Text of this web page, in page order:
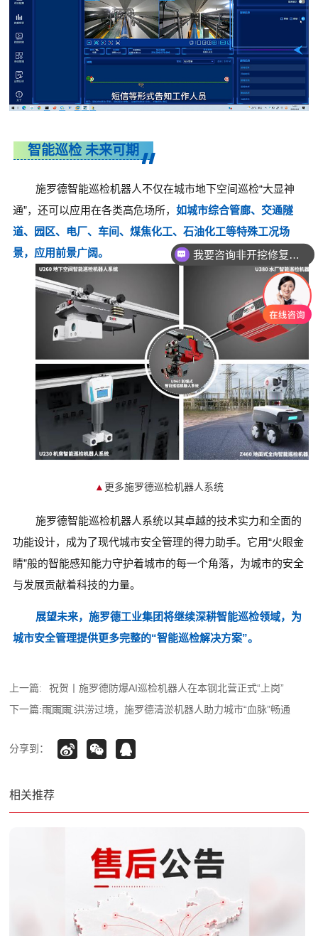
智能巡检 未来可期
施罗德智能巡检机器人不仅在城市地下空间巡检“大显神
通”，还可以应用在各类高危场所，如城市综合管廊、交通隧
道、园区、电厂、车间、煤焦化工、石油化工等特殊工况场
景，应用前景广阔。
▲ 更多施罗德巡检机器人系统
施罗德智能巡检机器人系统以其卓越的技术实力和全面的
功能设计，成为了现代城市安全管理的得力助手。它用“火眼金
睛”般的智能感知能力守护着城市的每一个角落，为城市的安全
与发展贡献着科技的力量。
展望未来，施罗德工业集团将继续深耕智能巡检领域，为
城市安全管理提供更多完整的“智能巡检解决方案”。
上一篇:
祝贺丨施罗德防爆AI巡检机器人在本钢北营正式“上岗”
下一篇:雨҈雨҈雨҈ 洪涝过境，施罗德清淤机器人助力城市“血脉”畅通
分享到：
相关推荐
我要咨询智能电机产品